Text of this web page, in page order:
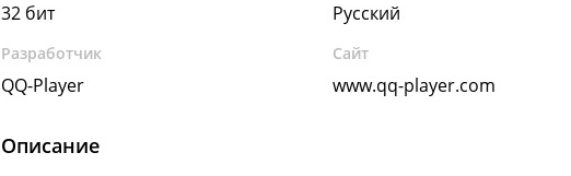
32 бит Русский
Разработчик
QQ-Player
Сайт
www.qq-player.com
Описание